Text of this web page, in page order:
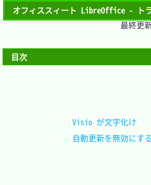
オフィススィート LibreOffice - ト
最終更
目次
自動更新を無効にする